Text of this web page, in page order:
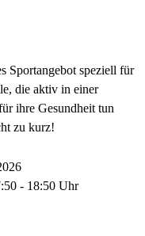
Sportangebot speziell für
die aktiv in einer
ihre Gesundheit tun
zu kurz!
- 18:50 Uhr